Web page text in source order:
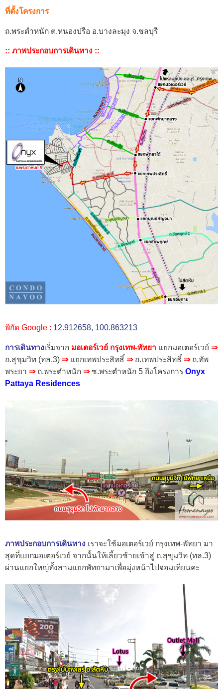
ที่ตั้งโครงการ
ถ.พระตำหนัก ต.หนองปรือ อ.บางละมุง จ.ชลบุรี
:: ภาพประกอบการเดินทาง ::
พิกัด Google : 12.912658, 100.863213
การเดินทางเริ่มจาก มอเตอร์เวย์ กรุงเทพ-พัทยา แยกมอเตอร์เวย์ ⇒
ถ.สุขุมวิท (ทล.3) ⇒แยกเทพประสิทธิ์ ⇒ถ.เทพประสิทธิ์ ⇒ ถ.ทัพ
พระยา ⇒ถ.พระตำหนัก ⇒ซ.พระตำหนัก 5 ถึงโครงการ Onyx
Pattaya Residences
ภาพประกอบการเดินทาง เราจะใช้มอเตอร์เวย์ กรุงเทพ-พัทยา มา
สุดที่แยกมอเตอร์เวย์ จากนั้นให้เลี้ยวซ้ายเข้าสู่ ถ.สุขุมวิท (ทล.3)
ผ่านแยกใหญ่ทั้งสามแยกพัทยามาเพื่อมุ่งหน้าไปจอมเทียนคะ